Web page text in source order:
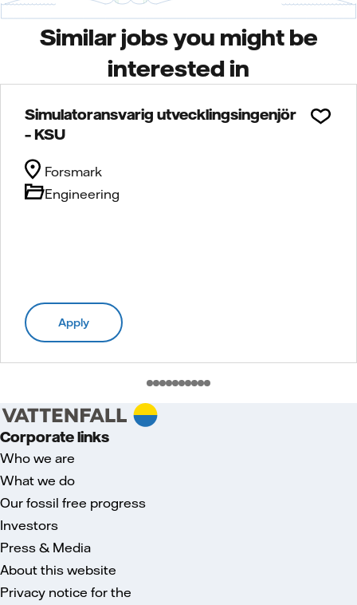
Similar jobs you might be
interested in
Simulatoransvarig utvecklingsingenjör
– KSU
Engineering
Forsmark
Apply
Corporate links
Who we are
What we do
Our fossil free progress
Investors
Press & Media
About this website
Privacy notice for the